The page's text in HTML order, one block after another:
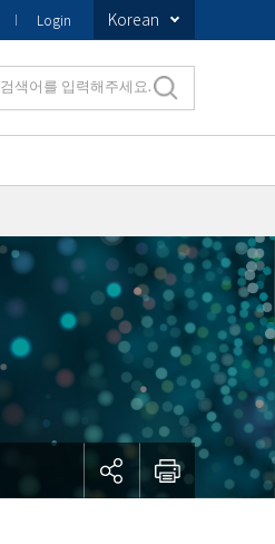
Login Korean
검색어를 입력해주세요.